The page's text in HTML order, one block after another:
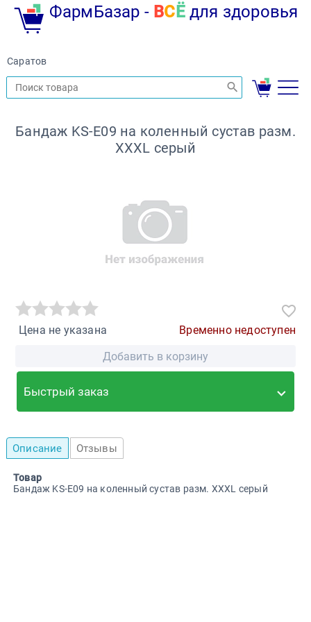
ФармБазар - ВС Ёдля здоровья
Саратов
Бандаж KS-E09 на коленный сустав разм.
XXXL серый
Цена не указана
Временно недоступен
Добавить в корзину
Быстрый заказ
Описание Отзывы
Товар
Бандаж KS-E09 на коленный сустав разм. XXXL серый